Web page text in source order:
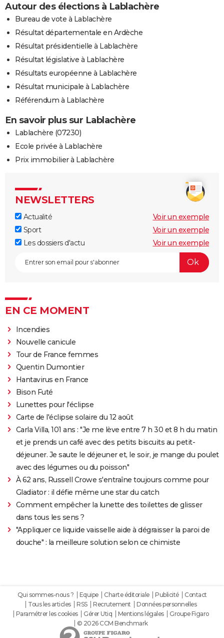
Autour des élections à Lablachère
Bureau de vote à Lablachère
Résultat départementale en Ardèche
Résultat présidentielle à Lablachère
Résultat législative à Lablachère
Résultats européenne à Lablachère
Résultat municipale à Lablachère
Référendum à Lablachère
En savoir plus sur Lablachère
Lablachère (07230)
Ecole privée à Lablachère
Prix immobilier à Lablachère
NEWSLETTERS
Actualité
Voir un exemple
Sport
Voir un exemple
Les dossiers d'actu
Voir un exemple
EN CE MOMENT
Incendies
Nouvelle canicule
Tour de France femmes
Quentin Dumontier
Hantavirus en France
Bison Futé
Lunettes pour l'éclipse
Carte de l'éclipse solaire du 12 août
Carla Villa, 101 ans : "Je me lève entre 7 h 30 et 8 h du matin
et je prends un café avec des petits biscuits au petit-
déjeuner. Je saute le déjeuner et, le soir, je mange du poulet
avec des légumes ou du poisson"
À 62 ans, Russell Crowe s'entraîne toujours comme pour
Gladiator : il défie même une star du catch
Comment empêcher la lunette des toilettes de glisser
dans tous les sens ?
"Appliquer ce liquide vaisselle aide à dégraisser la paroi de
douche" : la meilleure solution selon ce chimiste
Qui sommes-nous ? Equipe Charte éditoriale Publicité
Contact
Tous les articles
RSS Recrutement
Données personnelles
Paramétrer les cookies
Gérer Utiq Mentions légales
Groupe Figaro
© 2026 CCM Benchmark